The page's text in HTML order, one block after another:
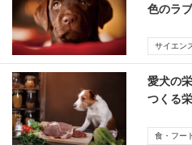
色のラ
サイエン
愛犬の
つくる
食・フー